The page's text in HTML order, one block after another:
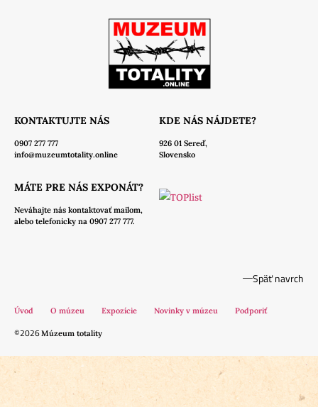
KONTAKTUJTE NÁS
0907 277 777
info@muzeumtotality.online
KDE NÁS NÁJDETE?
926 01 Sereď,
Slovensko
MÁTE PRE NÁS EXPONÁT?
Neváhajte nás kontaktovať mailom,
alebo telefonicky na 0907 277 777.
Späť navrch
Úvod O múzeu Expozície Novinky v múzeu Podporiť
©2026Múzeum totality